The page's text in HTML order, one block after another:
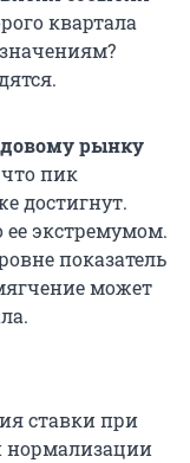
квартала
рынку
что пик
достигнут.
экстремумом.
показатель
может
ставки при
нормализации